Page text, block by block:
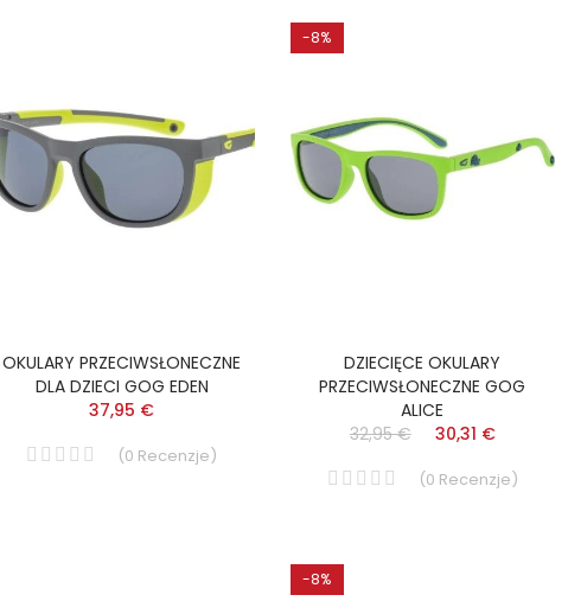
OKULARY PRZECIWSŁONECZNE
DLA DZIECI GOG EDEN
37,95 €
(0 Recenzje)
-8%
DZIECIĘCE OKULARY
PRZECIWSŁONECZNE GOG
ALICE
32,95 €
30,31 €
(0 Recenzje)
-8%